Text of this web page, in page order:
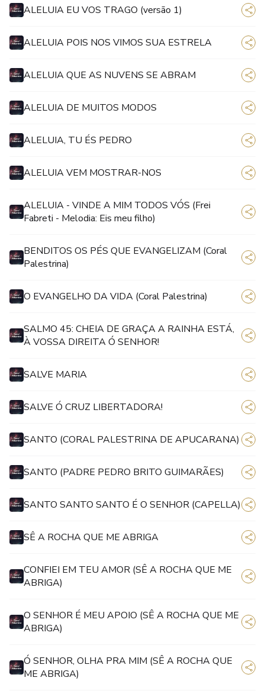
ALELUIA EU VOS TRAGO (versão 1)
ALELUIA POIS NOS VIMOS SUA ESTRELA
ALELUIA QUE AS NUVENS SE ABRAM
ALELUIA DE MUITOS MODOS
ALELUIA, TU ÉS PEDRO
ALELUIA VEM MOSTRAR-NOS
ALELUIA - VINDE A MIM TODOS VÓS (Frei
Fabreti - Melodia: Eis meu filho)
BENDITOS OS PÉS QUE EVANGELIZAM (Coral
Palestrina)
O EVANGELHO DA VIDA (Coral Palestrina)
SALMO 45: CHEIA DE GRAÇA A RAINHA ESTÁ,
À VOSSA DIREITA Ó SENHOR!
SALVE MARIA
SALVE Ó CRUZ LIBERTADORA!
SANTO (CORAL PALESTRINA DE APUCARANA)
SANTO (PADRE PEDRO BRITO GUIMARÃES)
SANTO SANTO SANTO É O SENHOR (CAPELLA)
SÊ A ROCHA QUE ME ABRIGA
CONFIEI EM TEU AMOR (SÊ A ROCHA QUE ME
ABRIGA)
O SENHOR É MEU APOIO (SÊ A ROCHA QUE ME
ABRIGA)
Ó SENHOR, OLHA PRA MIM (SÊ A ROCHA QUE
ME ABRIGA)